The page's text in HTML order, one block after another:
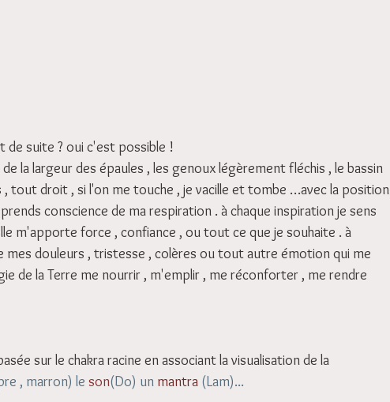
de suite ? oui c'est possible !
la largeur des épaules , les genoux légèrement fléchis , le bassin
, tout droit , si l'on me touche , je vacille et tombe …avec la position
conscience de ma respiration . à chaque inspiration je sens
m'apporte force , confiance , ou tout ce que je souhaite . à
mes douleurs , tristesse , colères ou tout autre émotion qui me
de la Terre me nourrir , m'emplir , me réconforter , me rendre
sur le chakra racine en associant la visualisation de la
, marron) le son(Do) un mantra (Lam)...